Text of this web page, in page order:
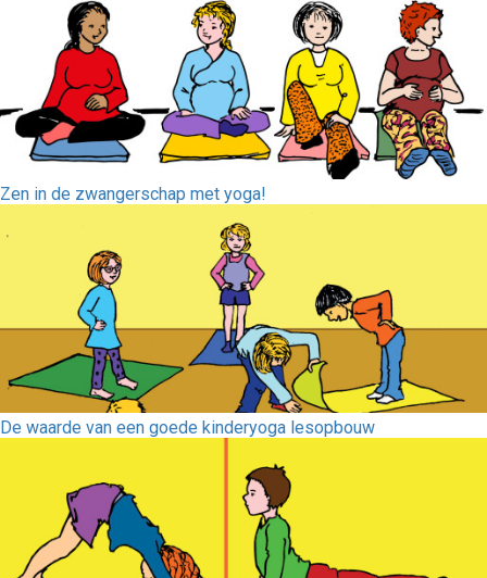
Zen in de zwangerschap met yoga!
De waarde van een goede kinderyoga lesopbouw